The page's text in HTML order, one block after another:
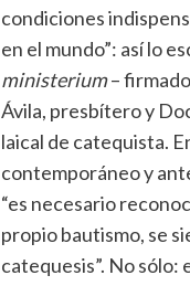
condiciones
en el mundo”: así lo
ministerium–
Ávila, presbítero y
laical de catequista.
contemporáneo y
“es necesario
propio bautismo, se
catequesis”. No